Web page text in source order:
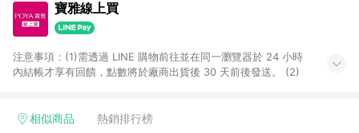
寶雅線上買
注意事項：(1)需透過 LINE 購物前往並在同一瀏覽器於 24 小時
內結帳才享有回饋，點數將於廠商出貨後 30 天前後發送。 (2)
相似商品 熱銷排行榜